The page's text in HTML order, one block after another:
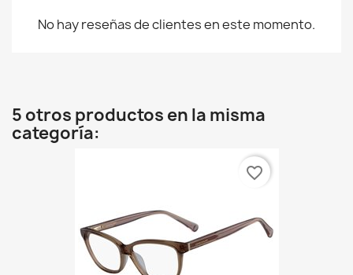
No hay reseñas de clientes en este momento.
5 otros productos en la misma
categoría:
favorite_border